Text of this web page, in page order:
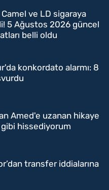
ve LD sigaraya
5 Ağustos 2026 güncel
belli oldu
konkordato alarmı: 8
Amed'e uzanan hikaye
hissediyorum
transfer iddialarına